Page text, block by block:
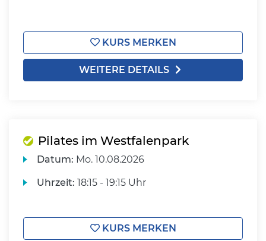
KURS MERKEN
WEITERE DETAILS
Pilates im Westfalenpark
Datum: Mo. 10.08.2026
Uhrzeit: 18:15 - 19:15 Uhr
KURS MERKEN